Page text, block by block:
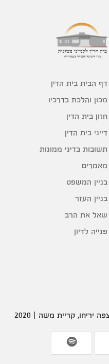
דף הבית בית הדין
מכון והלכת בדרכיו
חזון בית הדין
דייני בית הדין
תשובות בדיני ממונות
מאמרים
בניין המשפט
בניין העזר
שאל את הרב
פנייה לדיון
קריית משה | 2020